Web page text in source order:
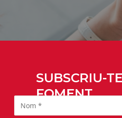
SUBSCRIU-
FOMENT